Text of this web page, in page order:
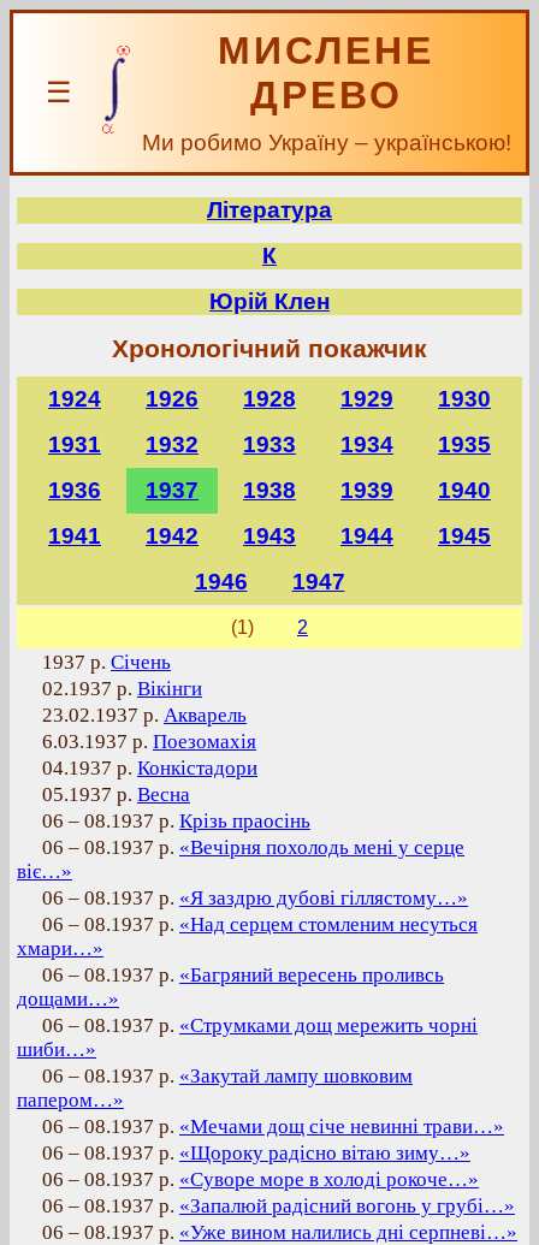
☰
МИСЛЕНЕ
ДРЕВО
Ми робимо Україну – українською!
Література
К
Юрій Клен
Хронологічний покажчик
1924 1926 1928 1929
1930
1931
1932 1933 1934
1935
1936
1937 1938 1939
1940
1941
1942 1943 1944
1945
1946
1947
(1) 2
1937 р. Січень
02.1937 р. Вікінги
23.02.1937 р. Акварель
6.03.1937 р. Поезомахія
04.1937 р. Конкістадори
05.1937 р. Весна
06 – 08.1937 р. Крізь праосінь
06 – 08.1937 р. «Вечірня похолодь мені у серце
віє…»
06 – 08.1937 р. «Я заздрю дубові гіллястому…»
06 – 08.1937 р. «Над серцем стомленим несуться
хмари…»
06 – 08.1937 р. «Багряний вересень проливсь
дощами…»
06 – 08.1937 р. «Струмками дощ мережить чорні
шиби…»
06 – 08.1937 р. «Закутай лампу шовковим
папером…»
06 – 08.1937 р. «Мечами дощ січе невинні трави…»
06 – 08.1937 р. «Щороку радісно вітаю зиму…»
06 – 08.1937 р. «Суворе море в холоді рокоче…»
06 – 08.1937 р. «Запалюй радісний вогонь у грубі…»
06 – 08.1937 р. «Уже вином налились дні серпневі…»